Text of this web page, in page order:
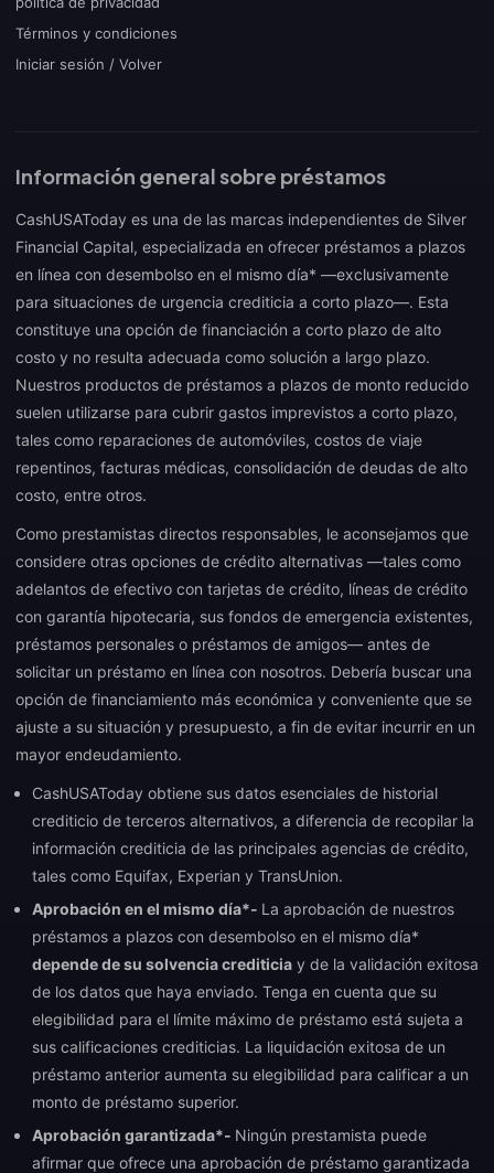
Términos y condiciones
Iniciar sesión / Volver
Información general sobre préstamos
CashUSAToday es una de las marcas independientes de Silver
Financial Capital, especializada en ofrecer préstamos a plazos
en línea con desembolso en el mismo día* —exclusivamente
para situaciones de urgencia crediticia a corto plazo—. Esta
constituye una opción de financiación a corto plazo de alto
costo y no resulta adecuada como solución a largo plazo.
Nuestros productos de préstamos a plazos de monto reducido
suelen utilizarse para cubrir gastos imprevistos a corto plazo,
tales como reparaciones de automóviles, costos de viaje
repentinos, facturas médicas, consolidación de deudas de alto
costo, entre otros.
Como prestamistas directos responsables, le aconsejamos que
considere otras opciones de crédito alternativas —tales como
adelantos de efectivo con tarjetas de crédito, líneas de crédito
con garantía hipotecaria, sus fondos de emergencia existentes,
préstamos personales o préstamos de amigos— antes de
solicitar un préstamo en línea con nosotros. Debería buscar una
opción de financiamiento más económica y conveniente que se
ajuste a su situación y presupuesto, a fin de evitar incurrir en un
mayor endeudamiento.
CashUSAToday obtiene sus datos esenciales de historial
crediticio de terceros alternativos, a diferencia de recopilar la
información crediticia de las principales agencias de crédito,
tales como Equifax, Experian y TransUnion.
Aprobación en el mismo día*- La aprobación de nuestros
préstamos a plazos con desembolso en el mismo día*
depende de su solvencia crediticia y de la validación exitosa
de los datos que haya enviado. Tenga en cuenta que su
elegibilidad para el límite máximo de préstamo está sujeta a
sus calificaciones crediticias. La liquidación exitosa de un
préstamo anterior aumenta su elegibilidad para calificar a un
monto de préstamo superior.
Aprobación garantizada*- Ningún prestamista puede
afirmar que ofrece una aprobación de préstamo garantizada